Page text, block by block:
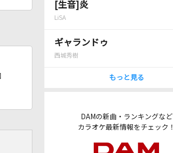
[生音]炎
LiSA
ギャランドゥ
西城秀樹
もっと見る
DAMの新曲・ランキングなど
カラオケ最新情報をチェック！